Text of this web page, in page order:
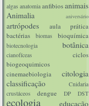
algas anatomia anfibiosanimais
Animalia
aniversário
artrópodes
aula prática
bactérias
biomas bioquímica
biotecnologia botânica
cianofíceas
ciclos
biogeoquimicos
cinemaebiologia
citologia
classificação
Cnidaria
crustáceos
dengue DP DST
ecologia educação